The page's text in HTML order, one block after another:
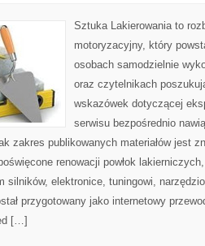
Sztuka Lakierowania to
motoryzacyjny, który
osobach samodzielnie
oraz czytelnikach
wskazówek dotyczącej
serwisu bezpośrednio
zakres publikowanych materiałów jest
renowacji powłok
silników, elektronice, tuningowi,
przygotowany jako internetowy
[…]